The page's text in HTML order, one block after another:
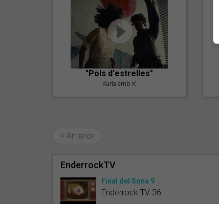
"Pols d'estrelles"
Karla amb K
< Anterior
EnderrockTV
Final del Sona 9
Enderrock TV 36